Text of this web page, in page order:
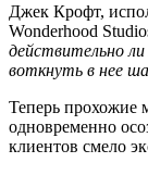
Джек Крофт,
Wonderhood
действительно
воткнуть в нее
Теперь прохожие
одновременно
клиентов смело